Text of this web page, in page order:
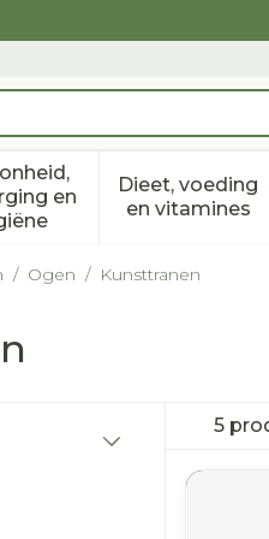
en
Toon submenu voor
Dieet, voeding
en vitamines
Toon
/ Ogen / Kunsttranen
5